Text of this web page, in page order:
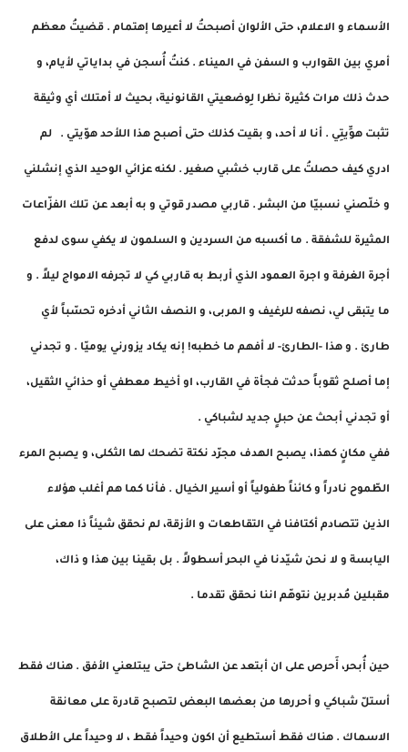
الأسماء و الاعلام، حتى الألوان أصبحتُ لا أعيرها إهتمام . قضيتُ معظم
أمري بين القوارب و السفن في الميناء . كنتُ أُسجن في بداياتي لأيام، و
حدث ذلك مرات كثيرة نظرا لِوضعيتي القانونية، بحيث لا أمتلك أي وثيقة
تثبت هوِّيتِي . أنا لا أحد، و بقيت كذلك حتى أصبح هذا اللأحد هوّيتي . لم
ادري كيف حصلتُ على قارب خشبي صغير . لكنه عزائي الوحيد الذي إنشلني
و خلّصني نسبيّا من البشر . قاربي مصدر قوتي و به أبعد عن تلك الفزّاعات
المثيرة للشفقة . ما أكسبه من السردين و السلمون لا يكفي سوى لدفع
أجرة الغرفة و اجرة العمود الذي أربط به قاربي كي لا تجرفه الامواج ليلاً . و
ما يتبقى لي، نصفه للرغيف و المربى، و النصف الثاني أدخره تحسّباً لأي
طارئ . و هذا -الطارئ- لا أفهم ما خطبه! إنه يكاد يزورني يوميّا . و تجدني
إما أصلح ثقوباً حدثت فجأة في القارب، او أخيط معطفي أو حذائي الثقيل،
أو تجدني أبحث عن حبلٍ جديد لشباكي .
ففي مكانٍ كهذا، يصبح الهدف مجرّد نكتة تضحك لها الثكلى، و يصبح المرء
الطّموح نادراً و كائناً طفولياً أو أسير الخيال . فأنا كما هم أغلب هؤلاء
الذين تتصادم أكتافنا في التقاطعات و الأزقة، لم نحقق شيئاً ذا معنى على
اليابسة و لا نحن شيّدنا في البحر أسطولاً . بل بقينا بين هذا و ذاك،
مقبلين مُدبرين نتوهّم اننا نحقق تقدما .
حين أُبحر، أَحرص على ان أبتعد عن الشاطئ حتى يبتلعني الأفق . هناك فقط
أستلّ شباكي و أحررها من بعضها البعض لتصبح قادرة على معانقة
الاسماك . هناك فقط أستطيع أن اكون وحيداً فقط ، لا وحيداً على الأطلاق